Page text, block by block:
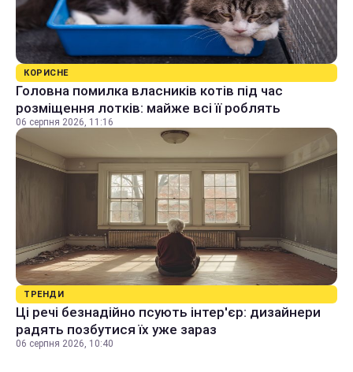
КОРИСНЕ
Головна помилка власників котів під час
розміщення лотків: майже всі її роблять
06 серпня 2026, 11:16
ТРЕНДИ
Ці речі безнадійно псують інтер'єр: дизайнери
радять позбутися їх уже зараз
06 серпня 2026, 10:40